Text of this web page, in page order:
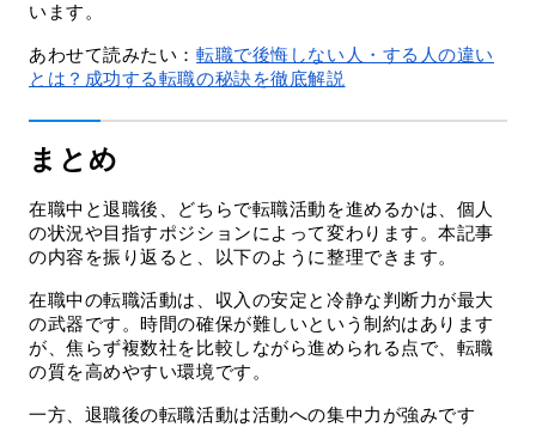
います。
あわせて読みたい：転職で後悔しない人・する人の違い
とは？成功する転職の秘訣を徹底解説
まとめ
在職中と退職後、どちらで転職活動を進めるかは、個人
の状況や目指すポジションによって変わります。本記事
の内容を振り返ると、以下のように整理できます。
在職中の転職活動は、収入の安定と冷静な判断力が最大
の武器です。時間の確保が難しいという制約はあります
が、焦らず複数社を比較しながら進められる点で、転職
の質を高めやすい環境です。
一方、退職後の転職活動は活動への集中力が強みです